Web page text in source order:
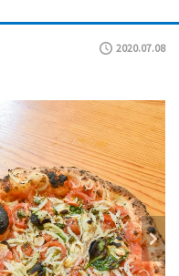
2020.07.08